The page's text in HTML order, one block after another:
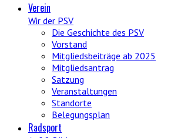
Verein
Wir der PSV
Die Geschichte des PSV
Vorstand
Mitgliedsbeiträge ab 2025
Mitgliedsantrag
Satzung
Veranstaltungen
Standorte
Belegungsplan
Radsport